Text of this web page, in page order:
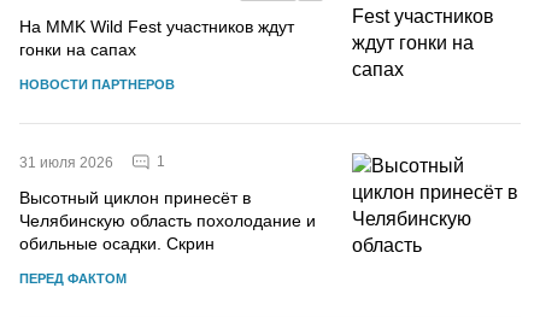
На MMK Wild Fest участников ждут
гонки на сапах
НОВОСТИ ПАРТНЕРОВ
31 июля 2026 1
Высотный циклон принесёт в
Челябинскую область похолодание и
обильные осадки. Скрин
ПЕРЕД ФАКТОМ